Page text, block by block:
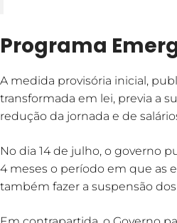
Programa
A medida provisória inicial,
transformada em lei, previa a
redução da jornada e de
No dia 14 de julho, o governo
4 meses o período em que as
também fazer a suspensão